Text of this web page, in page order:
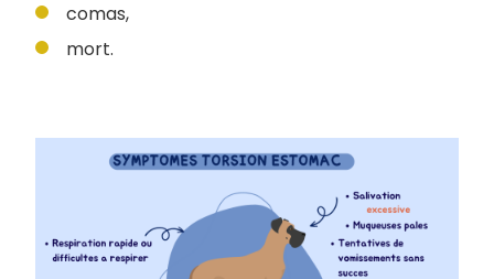
comas,
mort.